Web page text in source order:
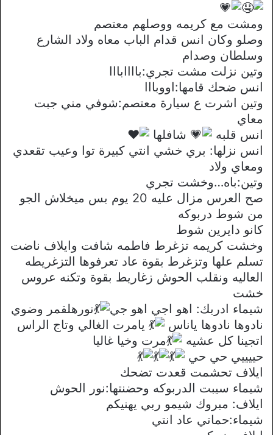
ومشت مع كريمه ووصلهم معتصم
وصلو وكان انس قدام الباب معاه ولاد الشارع
وسلطان وصدام
وتين نزلت مشت تجري:باااابااا
انس ضحك قامها:اووبااا
وتين اشرت ع سيارة معتصم:شوفي مني جبت
معاي
انس قلبه
شافلها
انس نزلها: بري خشي انتي كبيرة توا وعيب تقعدي
ومعاي ولاد
وتين:باه…وخشت تجري
صح العرس مزال عليه 20 يوم بس ميخلاش الجو
من شوط دربوكه
كانو دايرين شوط
وخشت كريمه تزغرط فاطمه شافت وايلاف ناضت
تسلم علها وتزغرط بقوة عاد تعرفوها التزغريطه
العاليه ونقلب الحوش زغاريط بقوة وتكنه عروس
خشت
شيماء ادربك: اهو اجي اهو جي
نورهلقمر وضوي
نادوها نادوها ياناس
يامرت الغالي وتاج الراس
اتجينا كل عشيه
مرت وخيا غاليا
حييييي حي حي
ايلاف تحشمت قعدت تضحك
شيماء سيبت الدربوكه وحضنتها:نور الحوش
ايلاف: مبروك شيمو ربي يهنيكم
شيماء:حماتي عاد انتي